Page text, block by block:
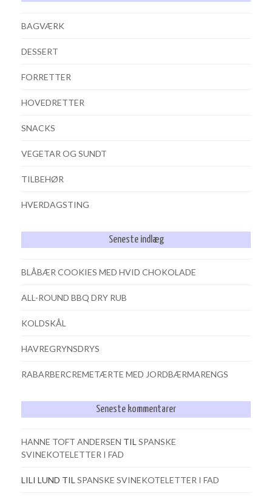
BAGVÆRK
DESSERT
FORRETTER
HOVEDRETTER
SNACKS
VEGETAR OG SUNDT
TILBEHØR
HVERDAGSTING
Seneste indlæg
BLÅBÆR COOKIES MED HVID CHOKOLADE
ALL-ROUND BBQ DRY RUB
KOLDSKÅL
HAVREGRYNSDRYS
RABARBERCREMETÆRTE MED JORDBÆRMARENGS
Seneste kommentarer
HANNE TOFT ANDERSEN TILSPANSKE
SVINEKOTELETTER I FAD
LILI LUND TILSPANSKE SVINEKOTELETTER I FAD